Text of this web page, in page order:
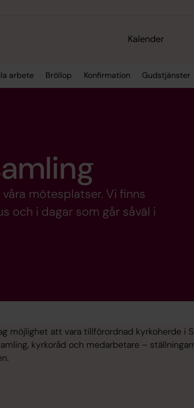
Kalender
arbete Bröllop Konfirmation Gudstjänster
mötesplatser. Vi finns
och i dagar som går såväl i
möjlighet att vara tillförordnad kyrkoherde i
kyrkoråd och medarbetare –